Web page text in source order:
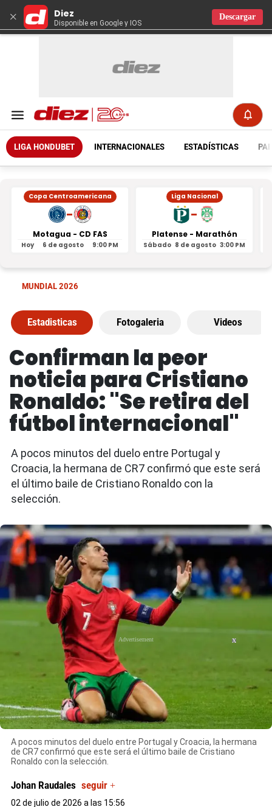
× Diez
Disponible en Google y IOS
Descargar
LIGA HONDUBET INTERNACIONALES ESTADÍSTICAS
Copa Centroamericana
-
Motagua - CD FAS
Hoy 6 de agosto 9:00 PM
Liga Nacional
-
Platense - Marathón
Sábado 8 de agosto 3:00 PM
MUNDIAL 2026
Estadisticas Fotogaleria Videos
Confirman la peor
noticia para Cristiano
Ronaldo: "Se retira del
fútbol internacional"
A pocos minutos del duelo entre Portugal y
Croacia, la hermana de CR7 confirmó que este será
el último baile de Cristiano Ronaldo con la
selección.
A pocos minutos del duelo entre Portugal y Croacia, la hermana
de CR7 confirmó que este será el último baile de Cristiano
Ronaldo con la selección.
X
Johan Raudales seguir +
02 de julio de 2026 a las 15:56